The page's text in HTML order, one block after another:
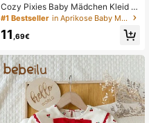
Cozy Pixies Baby Mädchen Kleid m
it Blume Muster, rundem Ausschnitt
und Rüschen an der Taille
#1 Bestseller in Aprikose Baby Mädchen Kleider
11 ,69€